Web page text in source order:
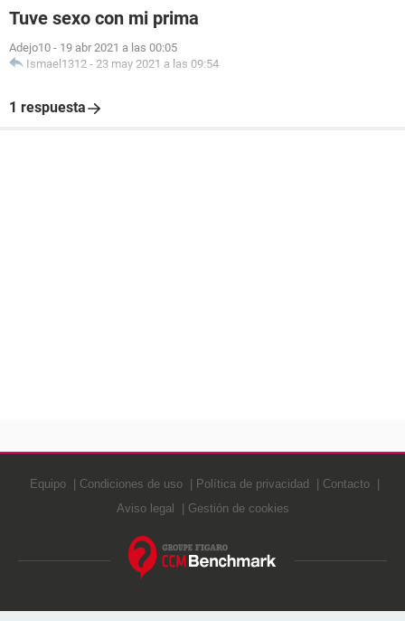
Tuve sexo con mi prima
Adejo10 - 19 abr 2021 a las 00:05
Ismael1312 - 23 may 2021 a las 09:54
1 respuesta
Equipo Condiciones de uso Política de privacidad
Contacto
Aviso legal
Gestión de cookies